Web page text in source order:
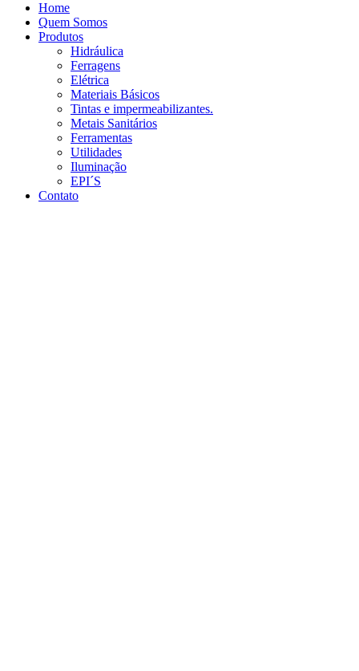
Home
Quem Somos
Produtos
Hidráulica
Ferragens
Elétrica
Materiais Básicos
Tintas e impermeabilizantes.
Metais Sanitários
Ferramentas
Utilidades
Iluminação
EPI´S
Contato